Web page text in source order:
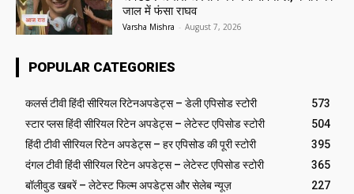
जाल में फंसा राघव
Varsha Mishra - August 7, 2026
POPULAR CATEGORIES
कलर्स टीवी हिंदी सीरियल रिटेनअपडेट्स – डेली एपिसोड स्टोरी
573
स्टार प्लस हिंदी सीरियल रिटेन अपडेट्स – लेटेस्ट एपिसोड स्टोरी
504
हिंदी टीवी सीरियल रिटेन अपडेट्स – हर एपिसोड की पूरी स्टोरी
395
दंगल टीवी हिंदी सीरियल रिटेन अपडेट्स – लेटेस्ट एपिसोड स्टोरी
365
बॉलीवुड खबरें – लेटेस्ट फिल्म अपडेट्स और सेलेब न्यूज़
227